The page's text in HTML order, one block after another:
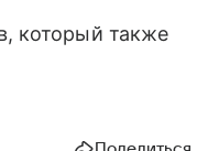
который также